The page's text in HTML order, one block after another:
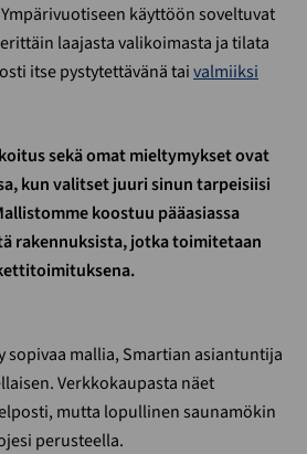
käyttöön soveltuvat
laajasta valikoimasta ja tilata
itse pystytettävänä taivalmiiksi
sekä omat mieltymykset ovat
kun valitset juuri sinun tarpeisiisi
koostuu pääasiassa
rakennuksista, jotka toimitetaan
sopivaa mallia, Smartian asiantuntija
Verkkokaupasta näet
mutta lopullinen saunamökin
perusteella.